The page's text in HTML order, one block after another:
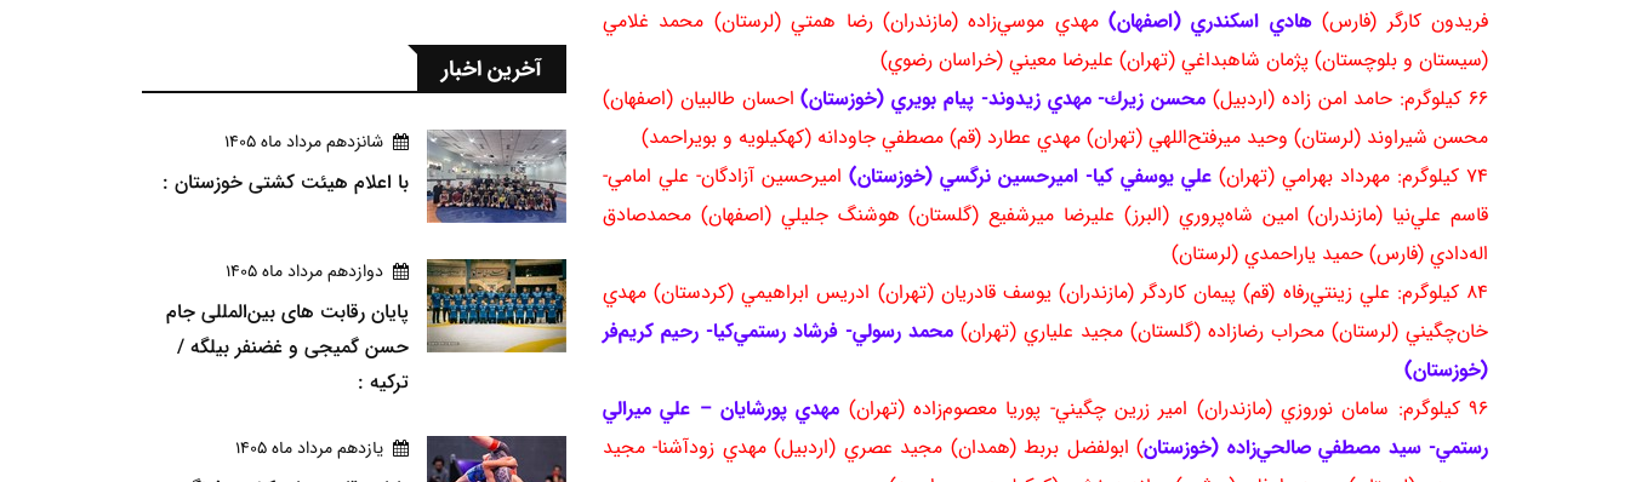
فريدون كارگر (فارس)هادي اسكندري (اصفهان)مهدي موسي‌زاده (مازندران) رضا همتي (لرستان) محمد غلامي
(سيستان و بلوچستان) پژمان شاهبداغي (تهران) عليرضا معيني (خراسان رضوي)
66 كيلوگرم: حامد امن زاده (اردبيل)
محسن زيرك- مهدي زيدوند- پيام بويري (خوزستان) احسان طالبيان (اصفهان)
محسن شيراوند (لرستان) وحيد ميرفتح‌اللهي (تهران) مهدي عطارد (قم) مصطفي جاودانه (كهكيلويه و بويراحمد)
74 كيلوگرم: مهرداد بهرامي (تهران)
علي يوسفي كيا- اميرحسين نرگسي (خوزستان) اميرحسين آزادگان- علي امامي-
قاسم علي‌نيا (مازندران) امين شاه‌پروري (البرز) عليرضا ميرشفيع (گلستان) هوشنگ جليلي (اصفهان) محمدصادق
اله‌دادي (فارس) حميد ياراحمدي (لرستان)
84 كيلوگرم: علي زينتي‌رفاه (قم) پيمان كاردگر (مازندران) يوسف قادريان (تهران) ادريس ابراهيمي (كردستان) مهدي
خان‌چگيني (لرستان) محراب رضازاده (گلستان) مجيد علياري (تهران) محمد رسولي- فرشاد رستمي‌كيا- رحيم كريم‌فر
(خوزستان)
96 كيلوگرم: سامان نوروزي (مازندران) امير زرين چگيني- پوريا معصوم‌زاده (تهران)
مهدي پورشايان – علي ميرالي
رستمي- سيد مصطفي صالحي‌زاده (خوزستان) ابولفضل بربط (همدان) مجيد عصري (اردبيل) مهدي زودآشنا- مجيد
آخرین اخبار
شانزدهم مرداد ماه 1405
با اعلام هیئت کشتی خوزستان :
دوازدهم مرداد ماه 1405
پایان رقابت های بین‌المللی جام
حسن گمیجی و غضنفر بیلگه /
ترکیه :
يازدهم مرداد ماه 1405